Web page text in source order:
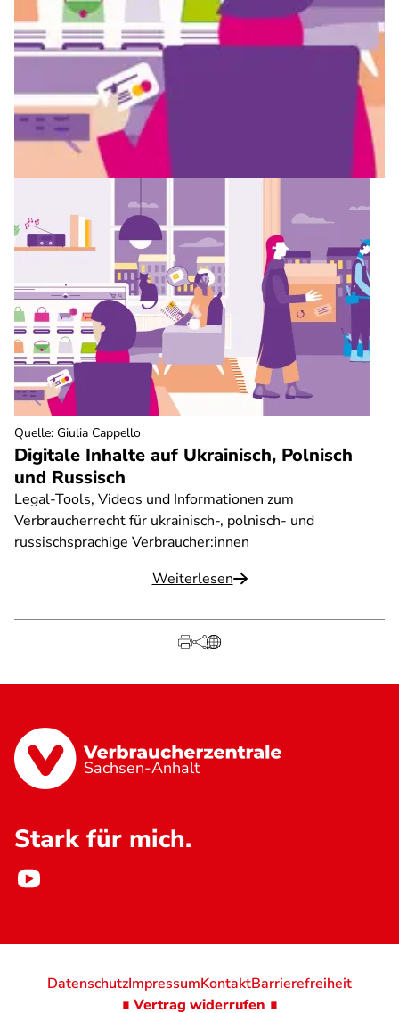
Digitale Inhalte auf Ukrainisch, Polnisch
und Russisch
Legal-Tools, Videos und Informationen zum
Verbraucherrecht für ukrainisch-, polnisch- und
russischsprachige Verbraucher:innen
Weiterlesen
Quelle: Giulia Cappello
Sachsen-Anhalt
Stark für mich.
DatenschutzImpressumKontaktBarrierefreiheit
∎ Vertrag widerrufen ∎